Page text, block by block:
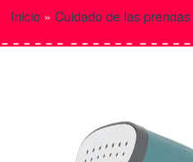
Inicio » Cuidado de las prendas